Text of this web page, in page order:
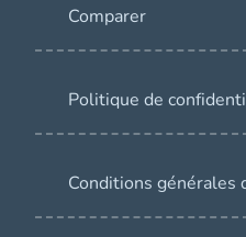
Comparer
Politique de
Conditions générales